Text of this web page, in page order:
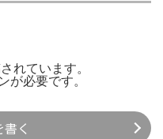
れています。
が必要です。
く